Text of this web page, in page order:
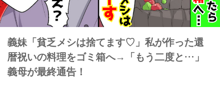
義妹「貧乏メシは捨てます♡」私が作った還
暦祝いの料理をゴミ箱へ→「もう二度と…」
義母が最終通告！